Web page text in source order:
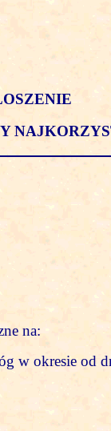
na:
w okresie